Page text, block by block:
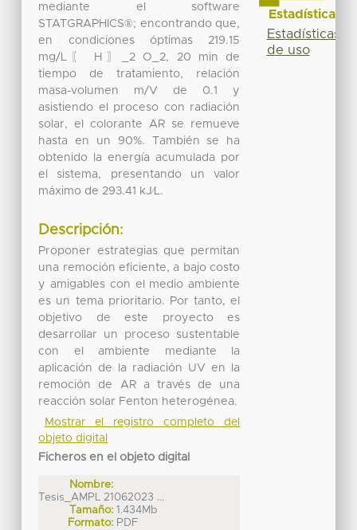
mediante el software
STATGRAPHICS®; encontrando que,
en condiciones óptimas 219.15
mg/L〖 H〗_2 O_2, 20 min de
tiempo de tratamiento, relación
masa-volumen m/V de 0.1 y
asistiendo el proceso con radiación
solar, el colorante AR se remueve
hasta en un 90%. También se ha
obtenido la energía acumulada por
el sistema, presentando un valor
máximo de 293.41 kJ⁄L.
Descripción:
Proponer estrategias que permitan
una remoción eficiente, a bajo costo
y amigables con el medio ambiente
es un tema prioritario. Por tanto, el
objetivo de este proyecto es
desarrollar un proceso sustentable
con el ambiente mediante la
aplicación de la radiación UV en la
remoción de AR a través de una
reacción solar Fenton heterogénea.
Mostrar el registro completo del
objeto digital
Ficheros en el objeto digital
Nombre:
Tesis_AMPL 21062023 ...
Tamaño: 1.434Mb
Formato: PDF
Estadísticas
Estadísticas
de uso